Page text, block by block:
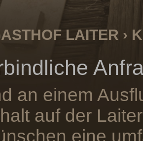
LAITER ›
an einem
auf der
eine